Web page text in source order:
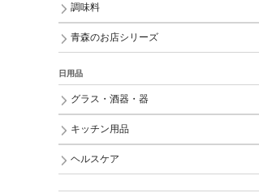
調味料
青森のお店シリーズ
日用品
グラス・酒器・器
キッチン用品
ヘルスケア